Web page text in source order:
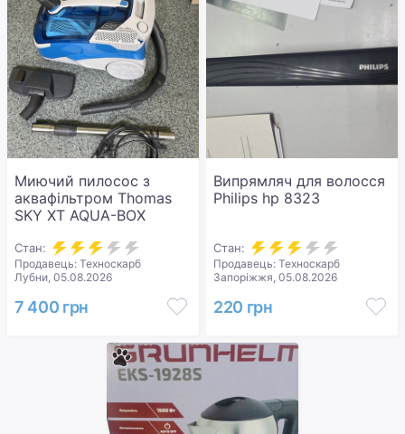
Миючий пилосос з
аквафільтром Thomas
SKY XT AQUA-BOX
Стан:
Продавець: Техноскарб
Лубни, 05.08.2026
7 400 грн
Випрямляч для волосся
Philips hp 8323
Стан:
Продавець: Техноскарб
Запоріжжя, 05.08.2026
220 грн